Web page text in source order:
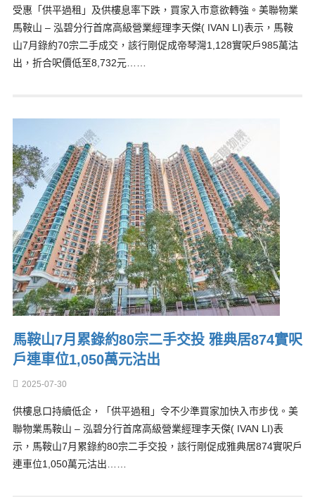
受惠「供平過租」及供樓息率下跌，買家入市意欲轉強。美聯物業
馬鞍山 – 泓碧分行首席高級營業經理李天傑( IVAN LI)表示，馬鞍
山7月錄約70宗二手成交，該行剛促成帝琴灣1,128實呎戶985萬沽
出，折合呎價低至8,732元……
馬鞍山7月累錄約80宗二手交投 雅典居874實呎
戶連車位1,050萬元沽出
2025-07-30
供樓息口持續低企，「供平過租」令不少準買家加快入市步伐。美
聯物業馬鞍山 – 泓碧分行首席高級營業經理李天傑( IVAN LI)表
示，馬鞍山7月累錄約80宗二手交投，該行剛促成雅典居874實呎戶
連車位1,050萬元沽出……